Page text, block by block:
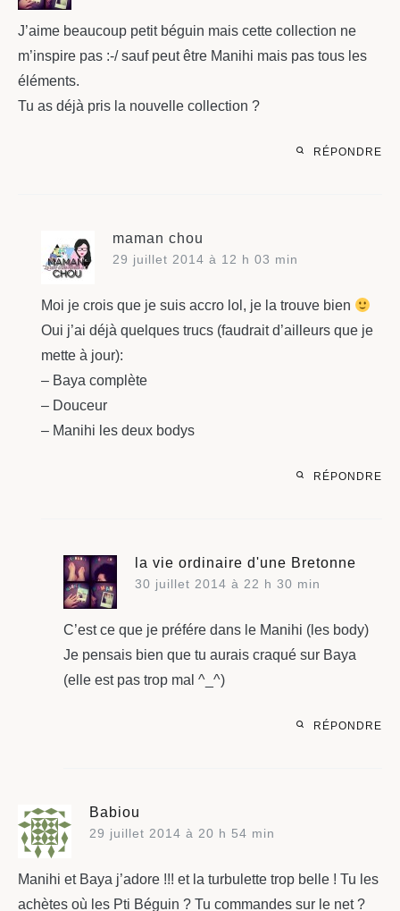
J’aime beaucoup petit béguin mais cette collection ne
m’inspire pas :-/ sauf peut être Manihi mais pas tous les
éléments.
Tu as déjà pris la nouvelle collection ?
RÉPONDRE
maman chou
29 juillet 2014 à 12 h 03 min
Moi je crois que je suis accro lol, je la trouve bien
Oui j’ai déjà quelques trucs (faudrait d’ailleurs que je
mette à jour):
– Baya complète
– Douceur
– Manihi les deux bodys
RÉPONDRE
la vie ordinaire d'une Bretonne
30 juillet 2014 à 22 h 30 min
C’est ce que je préfére dans le Manihi (les body)
Je pensais bien que tu aurais craqué sur Baya
(elle est pas trop mal ^_^)
RÉPONDRE
Babiou
29 juillet 2014 à 20 h 54 min
Manihi et Baya j’adore !!! et la turbulette trop belle ! Tu les
achètes où les Pti Béguin ? Tu commandes sur le net ?